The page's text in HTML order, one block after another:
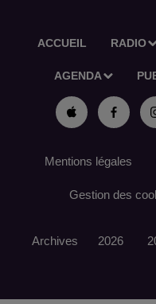
ACCUEIL RADIO
AGENDA
Mentions légales
Gestion des
Archives 2026